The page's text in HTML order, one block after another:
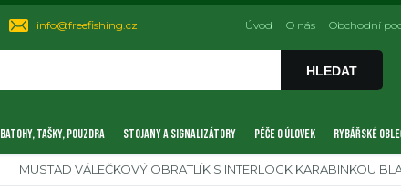
info@freefishing.cz
HLEDAT
Úvod O nás Obchodní
BATOHY, TAŠKY, POUZDRA STOJANY A SIGNALIZÁTORY PÉČE O ÚLOVEK RYBÁŘSKÉ
MUSTAD VÁLEČKOVÝ OBRATLÍK S INTERLOCK KARABINKOU